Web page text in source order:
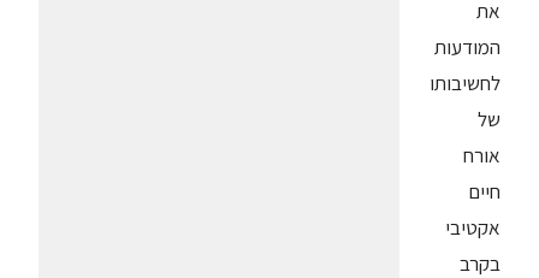
את
המודעות
לחשיבותו
של
אורח
חיים
אקטיבי
בקרב